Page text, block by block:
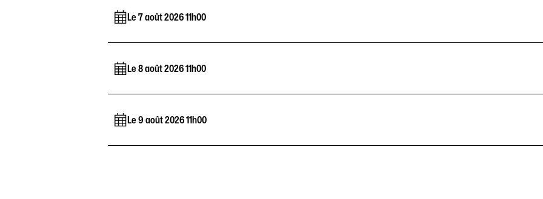
Le 7 août 2026 11h00
Le 8 août 2026 11h00
Le 9 août 2026 11h00